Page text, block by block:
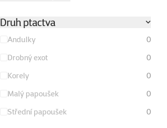
Druh ptactva
Andulky
0
Drobný exot
0
Korely
0
Malý papoušek
0
Střední papoušek
0